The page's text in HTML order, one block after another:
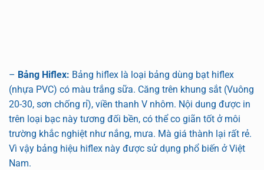
– Bảng Hiflex: Bảng hiflex là loại bảng dùng bạt hiflex
(nhựa PVC) có màu trắng sữa. Căng trên khung sắt (Vuông
20-30, sơn chống rỉ), viền thanh V nhôm. Nội dung được in
trên loại bạc này tương đối bền, có thể co giãn tốt ở môi
trường khắc nghiệt như nắng, mưa. Mà giá thành lại rất rẻ.
Vì vậy bảng hiệu hiflex này được sử dụng phổ biến ở Việt
Nam.